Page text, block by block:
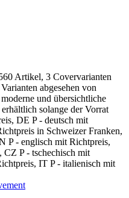
Artikel, 3 Covervarianten
abgesehen von
und übersichtliche
solange der Vorrat
DE P - deutsch mit
in Schweizer Franken,
P - englisch mit Richtpreis,
CZ P - tschechisch mit
IT P - italienisch mit